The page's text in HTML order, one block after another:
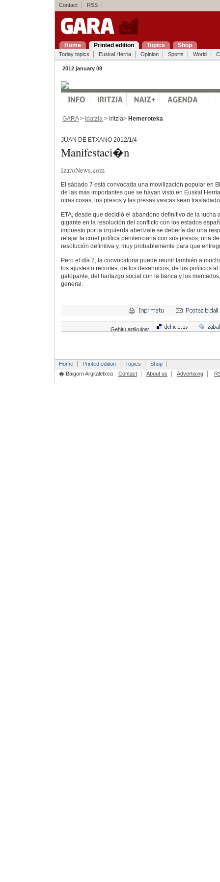
Contact RSS
Home Printed edition Topics Shop
Today topics Euskal Herria Opinion Sports World
2012 january 08
GARA> Idatzia > Iritzia> Hemeroteka
JUAN DE ETXANO 2012/1/4
Manifestaci�n
IzaroNews.com
El sábado 7 está convocada una movilización popular en
de las más importantes que se hayan visto en Euskal
otras cosas, los presos y las presas vascas sean
ETA, desde que decidió el abandono definitivo de la lucha
gigante en la resolución del conflicto con los estados
impuesto por la izquierda abertzale se debería dar una
relajar la cruel política penitenciaria con sus presos, una
resolución definitiva y, muy probablemente para que
Pero el día 7, la convocatoria puede reunir también a
los ajustes o recortes, de los desahucios, de los políticos
galopante, del hartazgo social con la banca y los
general.
Gehitu artikuloa:
Home Printed edition Topics
Shop
� Baigorri Argitaletxea
Contact About us Advertising